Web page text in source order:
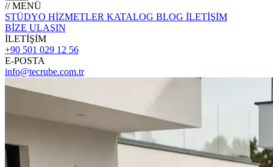
// MENÜ
STÜDYO HİZMETLER KATALOG BLOG İLETİŞİM
BİZE ULAŞIN
İLETİŞİM
+90 501 029 12 56
E-POSTA
info@tecrube.com.tr